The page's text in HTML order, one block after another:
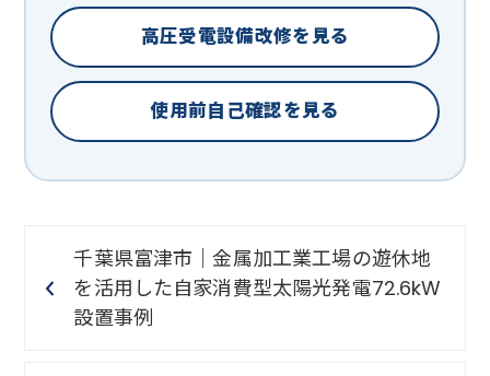
高圧受電設備改修を見る
使用前自己確認を見る
千葉県富津市｜金属加工業工場の遊休地
を活用した自家消費型太陽光発電72.6kW
設置事例